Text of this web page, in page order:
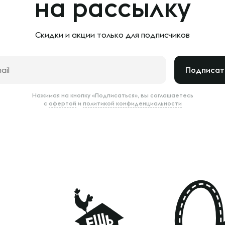
на рассылку
Скидки и акции только для подписчиков
Нажимая на кнопку «Подписаться», вы соглашаетесь
с офертой и политикой конфиденциальности